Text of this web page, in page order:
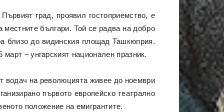
град, проявил гостоприемство, е
местните българи. Той се радва на добро
близо до видинския площад Ташкюприя.
– унгарският национален празник.
водач на революцията живее до ноември
първото европейско театрално
положение на емигрантите.